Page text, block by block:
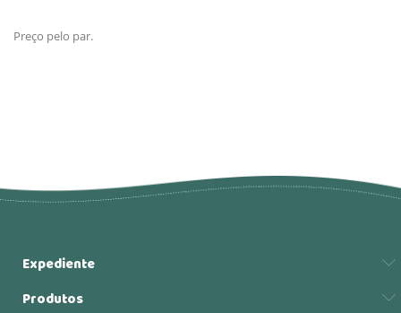
Preço pelo par.
Expediente
Produtos